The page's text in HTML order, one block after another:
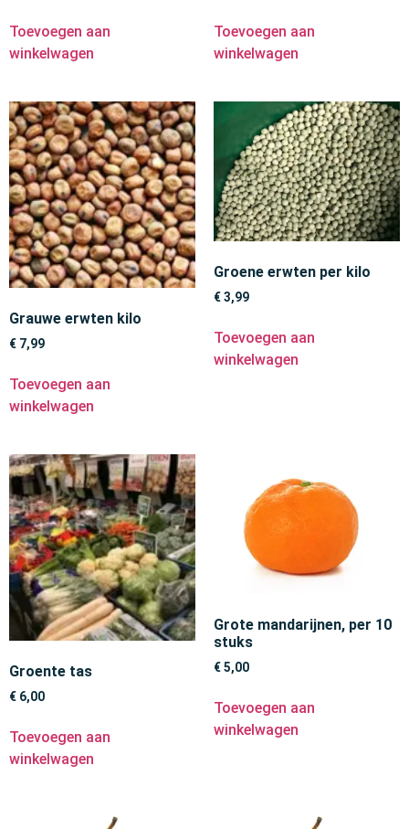
Toevoegen aan
winkelwagen
Toevoegen aan
winkelwagen
Grauwe erwten kilo
€ 7,99
Toevoegen aan
winkelwagen
Groene erwten per kilo
€3,99
Toevoegen aan
winkelwagen
Groente tas
€ 6,00
Toevoegen aan
winkelwagen
Grote mandarijnen, per 10
stuks
€5,00
Toevoegen aan
winkelwagen